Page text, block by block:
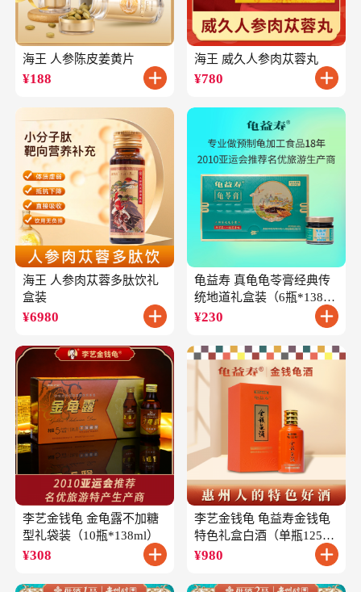
海王 人参陈皮姜黄片
¥188
海王 威久人参肉苁蓉丸
¥780
海王 人参肉苁蓉多肽饮礼
盒装
¥6980
龟益寿 真龟龟苓膏经典传
统地道礼盒装（6瓶*138
克）
¥230
李艺金钱龟 金龟露不加糖
型礼袋装（10瓶*138ml）
¥308
李艺金钱龟 龟益寿金钱龟
特色礼盒白酒（单瓶125ml
礼盒装）
¥980